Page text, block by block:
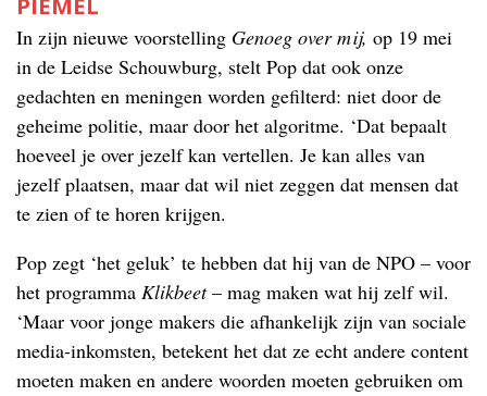
In zijn nieuwe voorstelling Genoeg over mij, op 19 mei
in de Leidse Schouwburg, stelt Pop dat ook onze
gedachten en meningen worden gefilterd: niet door de
geheime politie, maar door het algoritme. ‘Dat bepaalt
hoeveel je over jezelf kan vertellen. Je kan alles van
jezelf plaatsen, maar dat wil niet zeggen dat mensen dat
te zien of te horen krijgen.
Pop zegt ‘het geluk’ te hebben dat hij van de NPO – voor
het programma Klikbeet– mag maken wat hij zelf wil.
‘Maar voor jonge makers die afhankelijk zijn van sociale
media-inkomsten, betekent het dat ze echt andere content
moeten maken en andere woorden moeten gebruiken om